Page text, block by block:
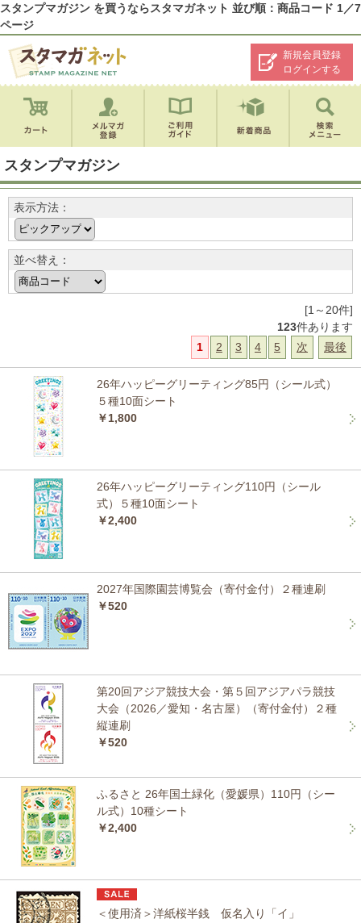
スタンプマガジン を買うならスタマガネット 並び順：商品コード 1／7
ページ
新規会員登録
ログインする
スタンプマガジン
表示方法：
並べ替え：
[1～20件]
123件あります
1
2 3 4 5 次 最後
26年ハッピーグリーティング85円（シール式）
５種10面シート
￥1,800
26年ハッピーグリーティング110円（シール
式）５種10面シート
￥2,400
2027年国際園芸博覧会（寄付金付）２種連刷
￥520
第20回アジア競技大会・第５回アジアパラ競技
大会（2026／愛知・名古屋）（寄付金付）２種
縦連刷
￥520
ふるさと 26年国土緑化（愛媛県）110円（シー
ル式）10種シート
￥2,400
＜使用済＞洋紙桜半銭 仮名入り「イ」